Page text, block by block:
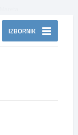
IZBORNIK